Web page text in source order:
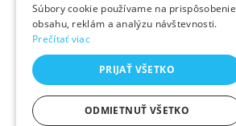
Súbory cookie používame na prispôsobenie
obsahu, reklám a analýzu návštevnosti.
Prečítať viac
PRIJAŤ VŠETKO
ODMIETNUŤ VŠETKO